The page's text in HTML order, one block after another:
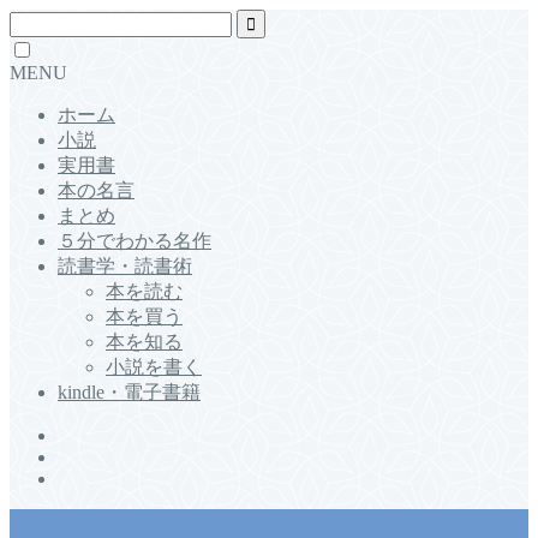
MENU
ホーム
小説
実用書
本の名言
まとめ
５分でわかる名作
読書学・読書術
本を読む
本を買う
本を知る
小説を書く
kindle・電子書籍